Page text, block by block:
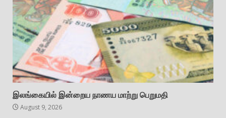
இலங்கையில் இன்றைய நாணய மாற்று பெறுமதி
August 9, 2026